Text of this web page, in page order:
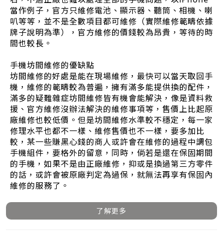
當作例子，官方只維修電池、顯示器、聽筒、相機、喇
叭等等，並不是全數項目都可維修（實際維修範疇依據
牌子說明為準），官方維修的價錢較為昂貴，等待的時
間也較長。
手機坊間維修的優缺點
坊間維修的好處是能在現場維修，最快可以當天取回手
機，維修的範疇較為普遍，擁有滿多能提供換的配件，
滿多的疑難雜症坊間維修皆有機會能解決，像是資料救
援、官方維修沒辦法解決的維修事項等，售價上比起原
廠維修也較低價。但是坊間維修水準較不穩定，每一家
修理水平也都不一樣、維修售價也不一樣，要多加比
較，某一些賺黑心錢的商人或許會在維修的過程中調包
手機組件，要格外的留意，同時，倘若是還在保固期間
的手機，如果不是由正廠維修，抑或是換過第三方零件
的話，或許會被原廠判定為過保，就無法再享有保固內
維修的服務了。
了解更多